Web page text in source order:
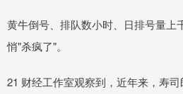
黄牛倒号、排队数小时、日排号量
悄"杀疯了"。
21 财经工作室观察到，近年来，寿